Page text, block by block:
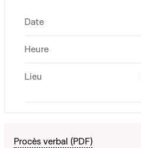
Date
Heure
Lieu
Procès verbal (PDF)